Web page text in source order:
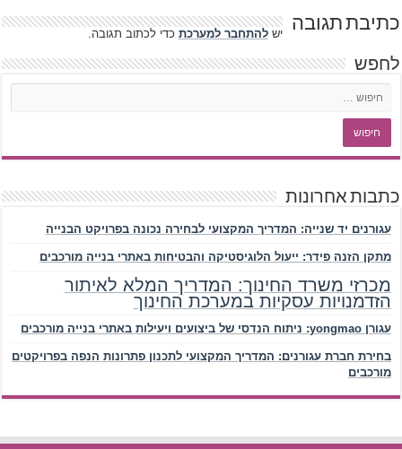
כתיבת תגובה ישלהתחבר למערכת כדי לכתוב תגובה.
לחפש
כתבות אחרונות
עגורנים יד שנייה: המדריך המקצועי לבחירה נכונה בפרויקט הבנייה
מתקן הזנה פידר: ייעול הלוגיסטיקה והבטיחות באתרי בנייה מורכבים
מכרזי משרד החינוך: המדריך המלא לאיתור
הזדמנויות עסקיות במערכת החינוך
עגורן yongmao: ניתוח הנדסי של ביצועים ויעילות באתרי בנייה מורכבים
בחירת חברת עגורנים: המדריך המקצועי לתכנון פתרונות הנפה בפרויקטים
מורכבים